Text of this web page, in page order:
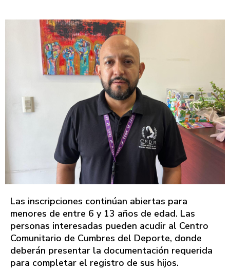
Las inscripciones continúan abiertas para
menores de entre 6 y 13 años de edad. Las
personas interesadas pueden acudir al Centro
Comunitario de Cumbres del Deporte, donde
deberán presentar la documentación requerida
para completar el registro de sus hijos.